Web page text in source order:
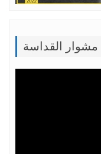
مشوار القداسة